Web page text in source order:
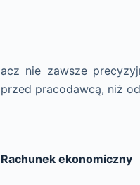
acz nie zawsze
przed pracodawcą, niż
Rachunek ekonomiczny